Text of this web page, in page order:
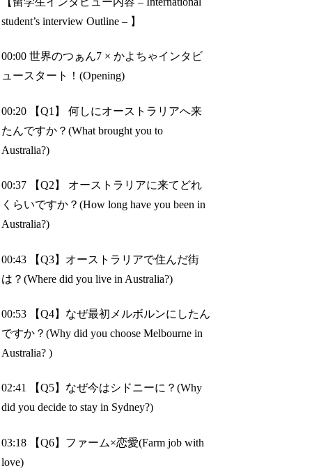
student’s interview Outline – 】
00:00 世界のつぁん7 × かよちゃインタビ
ュースタート！(Opening)
00:20 【Q1】 何しにオーストラリアへ来
たんですか？(What brought you to
Australia?)
00:37 【Q2】 オーストラリアに来てどれ
くらいですか？(How long have you been in
Australia?)
00:43 【Q3】オーストラリアで住んだ街
は？(Where did you live in Australia?)
00:53 【Q4】なぜ最初メルボルンにしたん
ですか？(Why did you choose Melbourne in
Australia? )
02:41 【Q5】なぜ今はシドニーに？(Why
did you decide to stay in Sydney?)
03:18 【Q6】ファーム×恋愛(Farm job with
love)